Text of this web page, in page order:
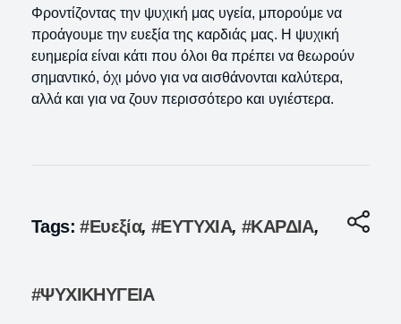
Φροντίζοντας την ψυχική μας υγεία, μπορούμε να
προάγουμε την ευεξία της καρδιάς μας. Η ψυχική
ευημερία είναι κάτι που όλοι θα πρέπει να θεωρούν
σημαντικό, όχι μόνο για να αισθάνονται καλύτερα,
αλλά και για να ζουν περισσότερο και υγιέστερα.
Tags:#Ευεξία,#ΕΥΤΥΧΙΑ,#ΚΑΡΔΙΑ,
#ΨΥΧΙΚΗΥΓΕΙΑ